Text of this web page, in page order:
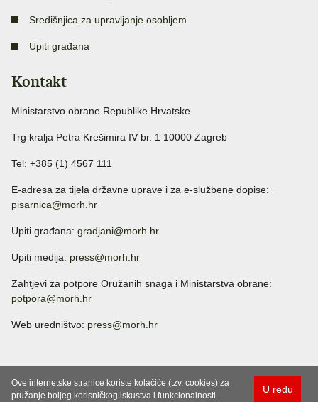
Središnjica za upravljanje osobljem
Upiti građana
Kontakt
Ministarstvo obrane Republike Hrvatske
Trg kralja Petra Krešimira IV br. 1 10000 Zagreb
Tel: +385 (1) 4567 111
E-adresa za tijela državne uprave i za e-službene dopise:
pisarnica@morh.hr
Upiti građana: gradjani@morh.hr
Upiti medija: press@morh.hr
Zahtjevi za potpore Oružanih snaga i Ministarstva obrane:
potpora@morh.hr
Web uredništvo: press@morh.hr
U redu
Ove internetske stranice koriste kolačiće (tzv. cookies) za
pružanje boljeg korisničkog iskustva i funkcionalnosti.